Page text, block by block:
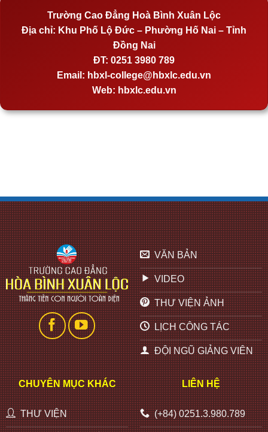
Trường Cao Đẳng Hoà Bình Xuân Lộc
Địa chỉ: Khu Phố Lộ Đức – Phường Hố Nai – Tỉnh
Đồng Nai
ĐT: 0251 3980 789
Email: hbxl-college@hbxlc.edu.vn
Web: hbxlc.edu.vn
VĂN BẢN
VIDEO
THƯ VIỆN ẢNH
LỊCH CÔNG TÁC
ĐỘI NGŨ GIẢNG VIÊN
CHUYÊN MỤC KHÁC
THƯ VIỆN
LIÊN HỆ
(+84) 0251.3.980.789